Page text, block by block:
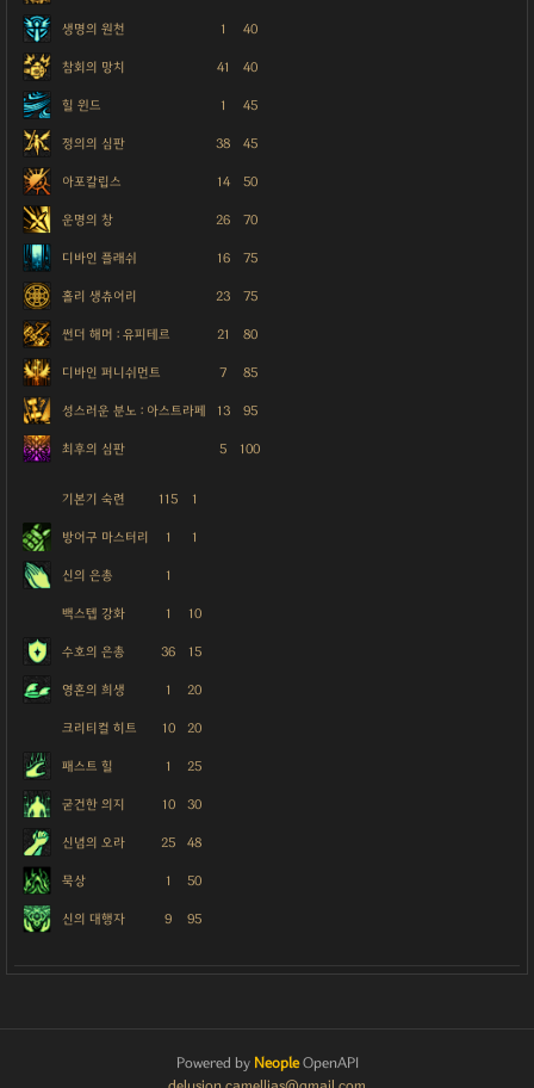
생명의 원천 1 40
참회의 망치 41 40
힐 윈드 1 45
정의의 심판 38 45
아포칼립스 14 50
운명의 창 26 70
디바인 플래쉬 16 75
홀리 생츄어리 23 75
썬더 해머 : 유피테르 21 80
디바인 퍼니쉬먼트 7 85
성스러운 분노 : 아스트라페 13 95
최후의 심판 5 100
기본기 숙련 115 1
방어구 마스터리 1 1
신의 은총 1
백스텝 강화 1 10
수호의 은총 36 15
영혼의 희생 1 20
크리티컬 히트 10 20
패스트 힐 1 25
굳건한 의지 10 30
신념의 오라 25 48
묵상 1 50
신의 대행자 9 95
Powered by NeopleOpenAPI